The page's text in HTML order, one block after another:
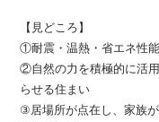
【見どころ】
①耐震・温熱・省エネ性
②自然の力を積極的に活
らせる住まい
③居場所が点在し、家族